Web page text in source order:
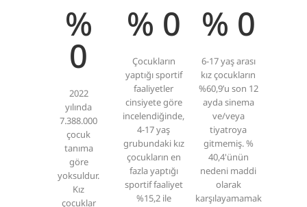
%
0
2022
yılında
7.388.000
çocuk
tanıma
göre
yoksuldur.
Kız
çocuklar
% 0
Çocukların
yaptığı sportif
faaliyetler
cinsiyete göre
incelendiğinde,
4-17 yaş
grubundaki kız
çocukların en
fazla yaptığı
sportif faaliyet
%15,2 ile
% 0
6-17 yaş arası
kız çocukların
%60,9’u son 12
ayda sinema
ve/veya
tiyatroya
gitmemiş. %
40,4'ünün
nedeni maddi
olarak
karşılayamamak